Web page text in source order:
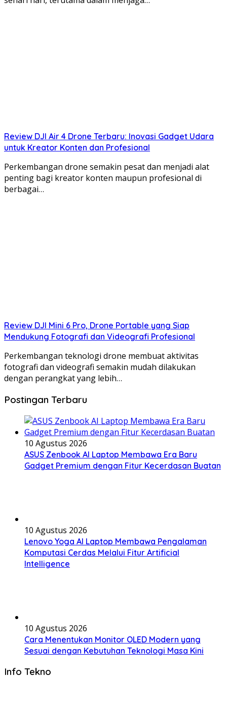
Review DJI Air 4 Drone Terbaru: Inovasi Gadget Udara
untuk Kreator Konten dan Profesional
Perkembangan drone semakin pesat dan menjadi alat
penting bagi kreator konten maupun profesional di
berbagai…
Review DJI Mini 6 Pro, Drone Portable yang Siap
Mendukung Fotografi dan Videografi Profesional
Perkembangan teknologi drone membuat aktivitas
fotografi dan videografi semakin mudah dilakukan
dengan perangkat yang lebih…
Postingan Terbaru
10 Agustus 2026
ASUS Zenbook AI Laptop Membawa Era Baru
Gadget Premium dengan Fitur Kecerdasan Buatan
10 Agustus 2026
Lenovo Yoga AI Laptop Membawa Pengalaman
Komputasi Cerdas Melalui Fitur Artificial
Intelligence
10 Agustus 2026
Cara Menentukan Monitor OLED Modern yang
Sesuai dengan Kebutuhan Teknologi Masa Kini
Info Tekno